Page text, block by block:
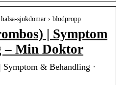
sjukdomar › blodpropp
| Symptom
– Min Doktor
& Behandling ·